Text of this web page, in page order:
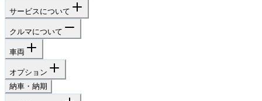
サービスについて
クルマについて
車両
オプション
納車・納期